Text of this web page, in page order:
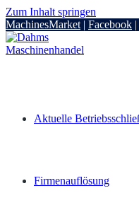
Zum Inhalt springen
MachinesMarket | Facebook |
Aktuelle
Firmenauflösung